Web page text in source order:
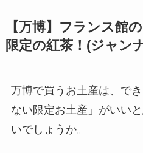
【万博】フランス館
限定の紅茶！(ジャン
万博で買うお土産は、で
ない限定お土産」がいい
いでしょうか。